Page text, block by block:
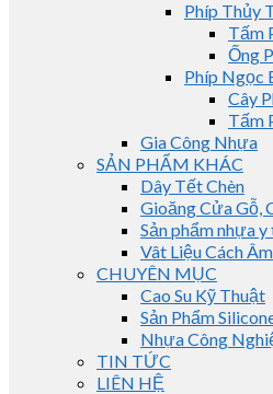
Phíp Thủy
Tấm
Ống
Phíp Ngọc
Cây
Tấm
Gia Công Nhựa
SẢN PHẨM KHÁC
Dây Tết Chèn
Gioăng Cửa Gỗ,
Sản phẩm nhựa y
Vât Liệu Cách
CHUYÊN MỤC
Cao Su Kỹ Thuật
Sản Phẩm
Nhựa Công
TIN TỨC
LIÊN HỆ